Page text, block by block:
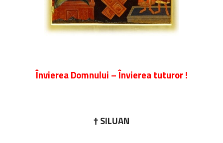
Învierea Domnului – Învierea tuturor !
† SILUAN